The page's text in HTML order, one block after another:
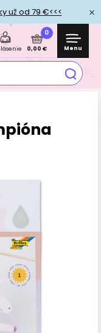
už od 79 €<<<
0
0,00 € Menu